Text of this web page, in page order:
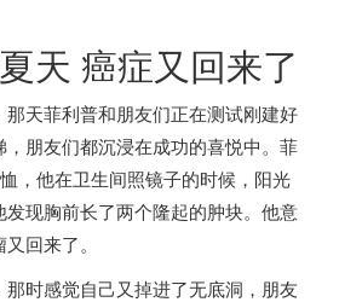
天 癌症又回来了
那天菲利普和朋友们正在测试刚建好
，朋友们都沉浸在成功的喜悦中。菲
，他在卫生间照镜子的时候，阳光
发现胸前长了两个隆起的肿块。他意
回来了。
时感觉自己又掉进了无底洞，朋友